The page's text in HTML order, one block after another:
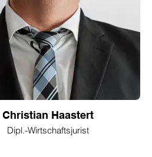
Christian Haastert
Dipl.-Wirtschaftsjurist